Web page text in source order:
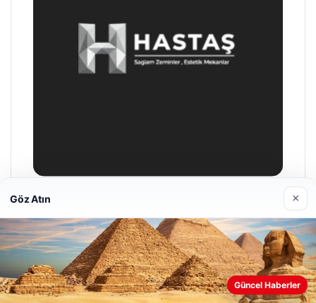
Hastaş Beton
26/05/2026
Web sitemizi nasıl kullandığınızı daha iyi anlayabilmek,
Göz Atın ×
Güncel Haberler